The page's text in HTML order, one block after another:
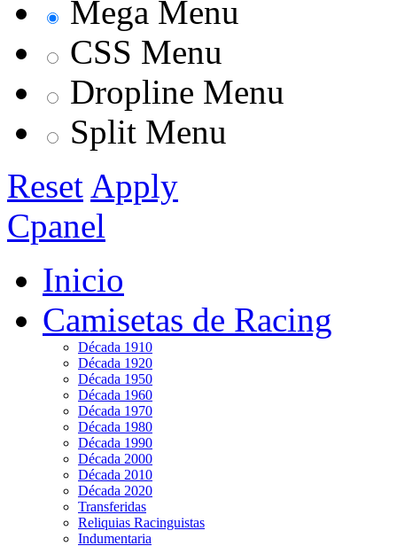
Mega Menu
CSS Menu
Dropline Menu
Split Menu
Reset Apply
Cpanel
Inicio
Camisetas de Racing
Década 1910
Década 1920
Década 1950
Década 1960
Década 1970
Década 1980
Década 1990
Década 2000
Década 2010
Década 2020
Transferidas
Reliquias Racinguistas
Indumentaria